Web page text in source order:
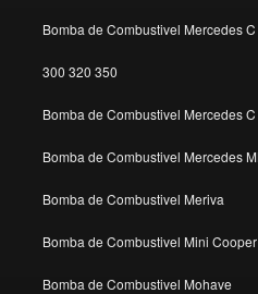
Bomba de Combustivel Mercedes
300 320 350
Bomba de Combustivel Mercedes
Bomba de Combustivel Mercedes
Bomba de Combustivel Meriva
Bomba de Combustivel Mini Cooper
Bomba de Combustivel Mohave